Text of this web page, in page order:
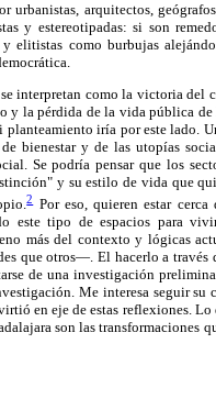
arquitectos,
y estereotipadas: si son
elitistas como burbujas
interpretan como la victoria del
la pérdida de la vida pública de
iría por este lado.
bienestar y de las utopías
Se podría pensar que los
y su estilo de vida que
2Por eso, quieren estar cerca
este tipo de espacios para
más del contexto y lógicas
que otros—. El hacerlo a través
de una investigación
Me interesa seguir su
en eje de estas reflexiones.
son las transformaciones